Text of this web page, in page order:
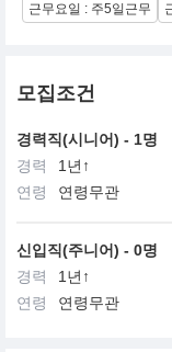
하여 크리스털과 새
니다. 스와로브스키코
세점, 백화점 및 아울
스와로브스키만의 풍
셔리 공간인 스와로브
니다.
근무요일 : 주5일근무
모집조건
경력직(시니어) - 1명
경력
1년↑
연령
연령무관
신입직(주니어) - 0명
경력
1년↑
연령
연령무관